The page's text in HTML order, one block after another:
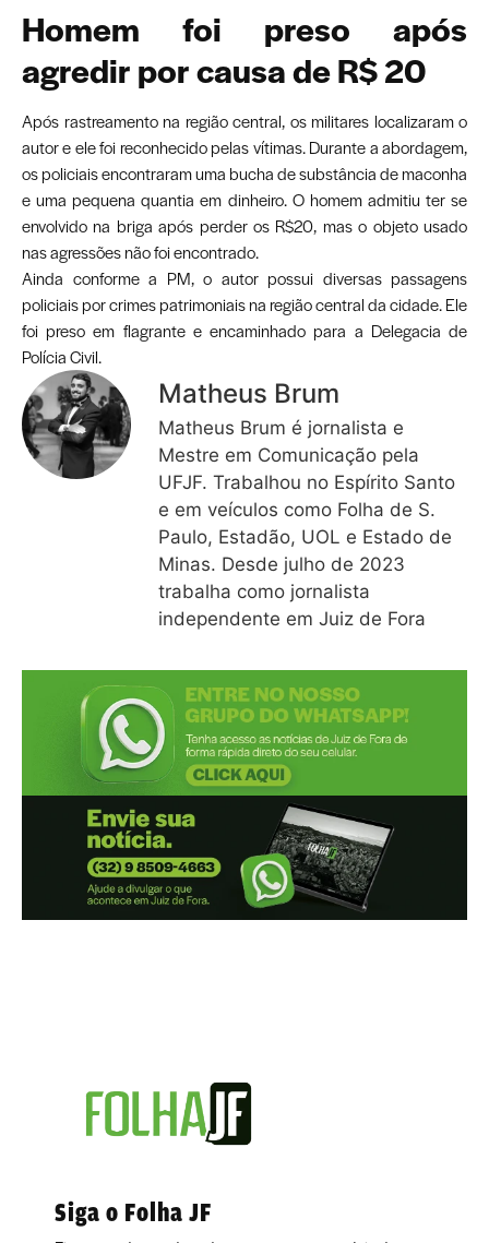
Homem foi preso após
agredir por causa de R$ 20
Após rastreamento na região central, os militares localizaram o
autor e ele foi reconhecido pelas vítimas. Durante a abordagem,
os policiais encontraram uma bucha de substância de maconha
e uma pequena quantia em dinheiro. O homem admitiu ter se
envolvido na briga após perder os R$20, mas o objeto usado
nas agressões não foi encontrado.
Ainda conforme a PM, o autor possui diversas passagens
policiais por crimes patrimoniais na região central da cidade. Ele
foi preso em flagrante e encaminhado para a Delegacia de
Polícia Civil.
Matheus Brum
Matheus Brum é jornalista e
Mestre em Comunicação pela
UFJF. Trabalhou no Espírito Santo
e em veículos como Folha de S.
Paulo, Estadão, UOL e Estado de
Minas. Desde julho de 2023
trabalha como jornalista
independente em Juiz de Fora
Siga o Folha JF